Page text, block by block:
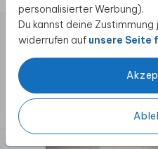
personalisierter Werbung).
Du kannst deine
widerrufen auf unsere Seite
Benötigt ihr Hilfe bei der
euch unser
Dieses Produkt ist Teil
Sets "Let's fly away".